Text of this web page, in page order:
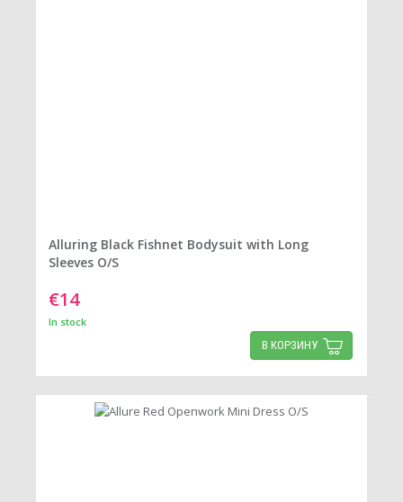
Alluring Black Fishnet Bodysuit with Long
Sleeves O/S
€14
In stock
В КОРЗИНУ